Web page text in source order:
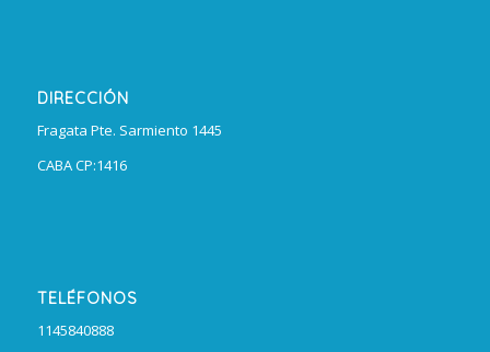
DIRECCIÓN
Fragata Pte. Sarmiento 1445
CABA CP:1416
TELÉFONOS
1145840888